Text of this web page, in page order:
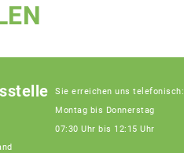
Sie erreichen uns telefonisch:
Montag bis Donnerstag
07:30 Uhr bis 12:15 Uhr